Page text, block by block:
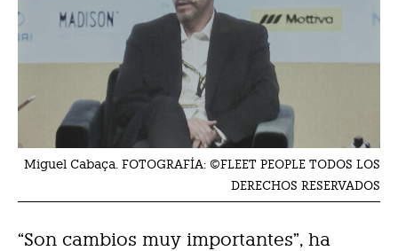
Miguel Cabaça. FOTOGRAFÍA: ©FLEET PEOPLE TODOS LOS
DERECHOS RESERVADOS
“Son cambios muy importantes”, ha